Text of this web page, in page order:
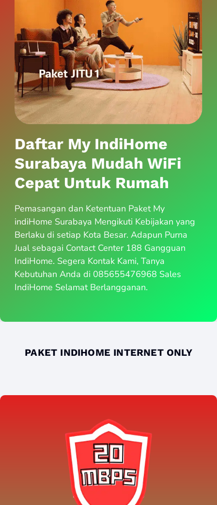
Daftar My IndiHome
Surabaya Mudah WiFi
Cepat Untuk Rumah
Pemasangan dan Ketentuan Paket My
indiHome Surabaya Mengikuti Kebijakan yang
Berlaku di setiap Kota Besar. Adapun Purna
Jual sebagai Contact Center 188 Gangguan
IndiHome. Segera Kontak Kami, Tanya
Kebutuhan Anda di 085655476968 Sales
IndiHome Selamat Berlangganan.
PAKET INDIHOME INTERNET ONLY